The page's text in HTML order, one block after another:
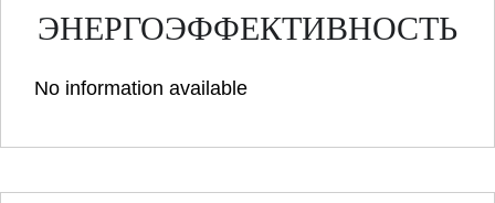
ЭНЕРГОЭФФЕКТИВНОСТЬ
No information available